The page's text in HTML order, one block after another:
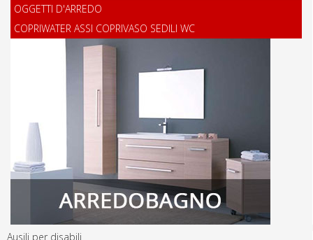
OGGETTI D'ARREDO
COPRIWATER ASSI COPRIVASO SEDILI WC
Ausili per disabili